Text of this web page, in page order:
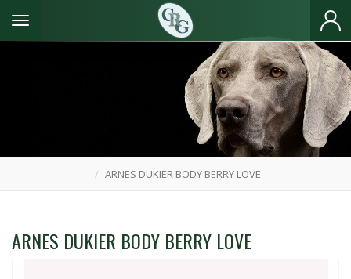
Toggle navigation
ARNES DUKIER BODY BERRY LOVE
ARNES DUKIER BODY BERRY LOVE